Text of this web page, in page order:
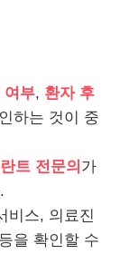
여부, 환자 후
하는 것이 중
트 전문의 가
비스, 의료진
을 확인할 수